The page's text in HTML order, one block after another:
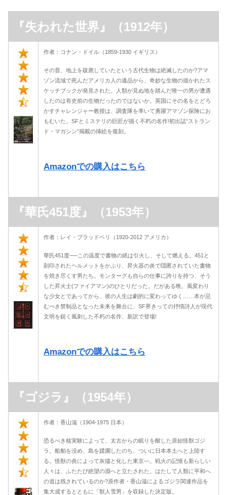
『失われた世界』（1912年）
作者：コナン・ドイル（1859-1930 イギリス）
その昔、地上を跋扈していたという古代生物は絶滅したのか?アマ
ゾン流域で死んだアメリカ人の遺品から、奇妙な生物の描かれたス
ケッチブックが発見された。人類が見ぬ地を踏んだ唯一の男が遭遇
したのは有史前の生物だったのではないか。英国にその名をとどろ
かすチャレンジャー教授は、調査隊を率いて勇躍アマゾン探険にお
もむいた。SFとミステリの巨匠が描く不朽の名作!初出誌“ストラン
ド・マガシン”掲載の挿絵を復刻。
Amazonでの購入はこちら
『華氏451度』（1953年）
作者：レイ・ブラッドベリ（1920-2012 アメリカ）
華氏451度──この温度で書物の紙は引火し、そして燃える。451と
刻印されたヘルメットをかぶり、昇火器の炎で隠匿されていた書物
を焼き尽くす男たち。モンターグも自らの仕事に誇りを持つ、そう
した昇火士(ファイアマン)のひとりだった。だがある晩、風変わり
な少女とであってから、彼の人生は劇的に変わってゆく……本が忌
むべき禁制品となった未来を舞台に、SF界きっての抒情詩人が現代
文明を鋭く風刺した不朽の名作、新訳で登場!
Amazonでの購入はこちら
『ゴジラ』（1954年）
作者：香山滋（1904-1975 日本）
恐るべき核実験によって、太古からの眠りを醒した原始怪獣ゴジ
ラ。船舶を没め、島を蹂躙したのち、ついに日本本土へと上陸す
る。怪獣の炎によって灰燼と化した東京―。戦火の記憶も新らしい
人々は、ふたたび絶望の淵へと立たされた。はたして人類に平和へ
の道は残されているのか?原作者・香山滋によるゴジラ関連作品を
集大成するとともに「獣人雪男」を収録した決定版。